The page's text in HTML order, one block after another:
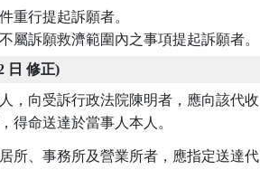
重行提起訴願者。
屬訴願救濟範圍內之事項提起訴願者。
日 修正)
，向受訴行政法院陳明者，應向該代收
得命送達於當事人本人。
所、事務所及營業所者，應指定送達代